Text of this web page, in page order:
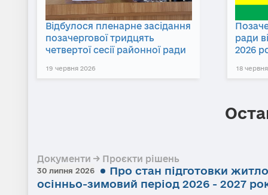
Відбулося пленарне засідання
позачергової тридцять
четвертої сесії районної ради
19 червня 2026
ради
2026
18
Документи → Проєкти рішень
30 липня 2026
Про стан підготовки
осінньо-зимовий період 2026 - 2027